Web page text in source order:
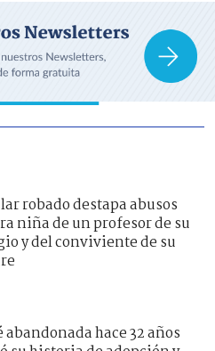
robado destapa abusos
niña de un profesor de su
y del conviviente de su
abandonada hace 32 años